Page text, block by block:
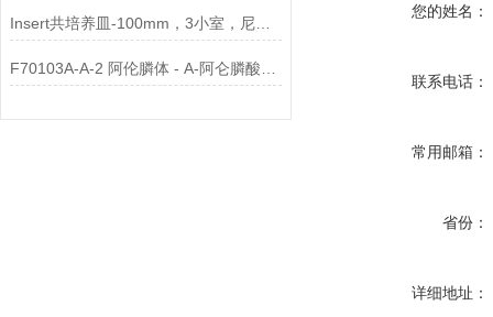
Insert共培养皿-100mm，3小室，尼龙膜，底槽，灭菌说明
您的姓名：
联系电话：
常用邮箱：
省份：
详细地址：